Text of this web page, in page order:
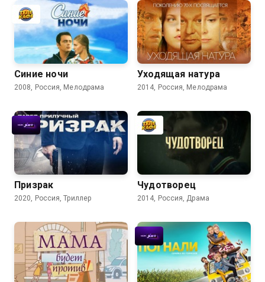
Синие ночи
2008, Россия, Мелодрама
Уходящая натура
2014, Россия, Мелодрама
Призрак
2020, Россия, Триллер
Чудотворец
2014, Россия, Драма